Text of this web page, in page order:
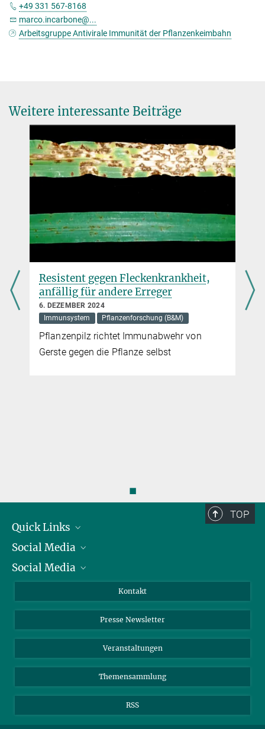
+49 331 567-8168
marco.incarbone@...
Arbeitsgruppe Antivirale Immunität der Pflanzenkeimbahn
Weitere interessante Beiträge
Resistent gegen Fleckenkrankheit,
anfällig für andere Erreger
6. DEZEMBER 2024
Immunsystem
Pflanzenforschung (B&M)
Pflanzenpilz richtet Immunabwehr von
Gerste gegen die Pflanze selbst
◼
TOP
Quick Links
Präsident
Zahlen und Fakten
Meldestelle Fehlverhalten
Social Media
Bluesky
Social Media
YouTube
Kontakt
Presse Newsletter
Veranstaltungen
Themensammlung
RSS